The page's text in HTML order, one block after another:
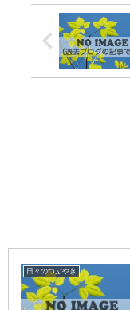
日々のつぶやき